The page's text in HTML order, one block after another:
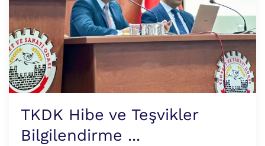
TKDK Hibe ve Teşvikler
Bilgilendirme ...